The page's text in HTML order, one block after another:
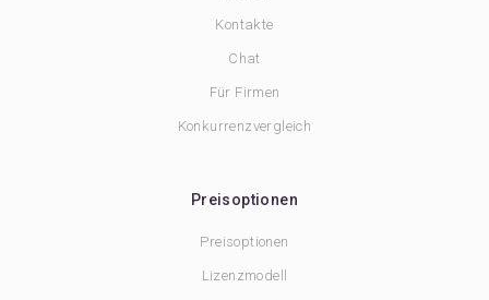
Kontakte
Chat
Für Firmen
Konkurrenzvergleich
Preisoptionen
Preisoptionen
Lizenzmodell